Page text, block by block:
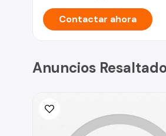
Contactar ahora
Anuncios